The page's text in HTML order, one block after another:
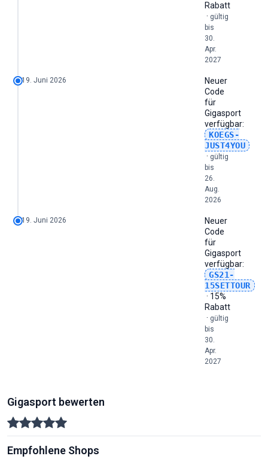
Rabatt
· gültig
bis
30.
Apr.
2027
19. Juni 2026
Neuer
Code
für
Gigasport
verfügbar:
KOEGS-
JUST4YOU
· gültig
bis
26.
Aug.
2026
19. Juni 2026
Neuer
Code
für
Gigasport
verfügbar:
GS21-
15SETTOUR
· 15%
Rabatt
· gültig
bis
30.
Apr.
2027
Gigasport bewerten
Empfohlene Shops